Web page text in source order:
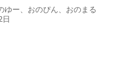
ゆー、おのぴん、おのまる
日